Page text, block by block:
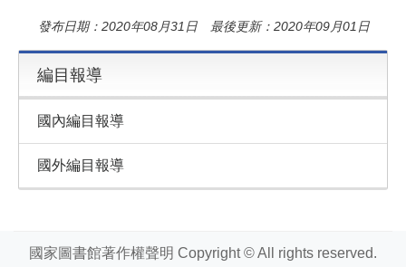
發布日期：2020年08月31日 最後更新：2020年09月01日
編目報導
國內編目報導
國外編目報導
國家圖書館著作權聲明 Copyright © All rights reserved.